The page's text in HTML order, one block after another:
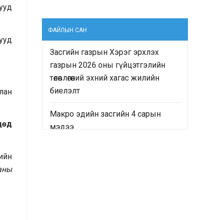
ФАЙЛЫН САН
Засгийн газрын Хэрэг эрхлэх
газрын 2026 оны гүйцэтгэлийн
төлөвлөгөөний эхний хагас жилийн
биелэлт
Макро эдийн засгийн 4 сарын
мэдээ